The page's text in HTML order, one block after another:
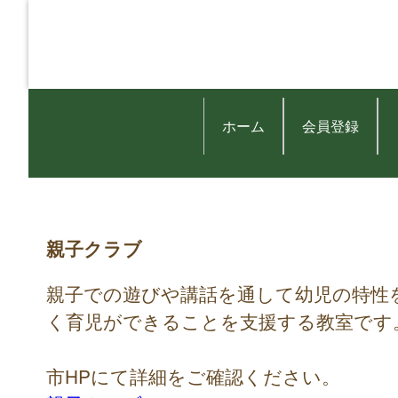
ホーム 会員登録
親子クラブ
親子での遊びや講話を通して幼児の特
く育児ができることを支援する教室です。
市HPにて詳細をご確認ください。